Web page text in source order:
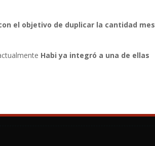
el objetivo de duplicar la cantidad mes
Habi ya integró a una de ellas